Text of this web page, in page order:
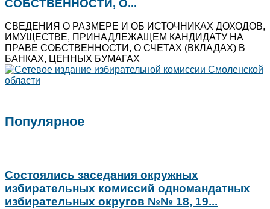
СОБСТВЕННОСТИ, О...
СВЕДЕНИЯ О РАЗМЕРЕ И ОБ ИСТОЧНИКАХ ДОХОДОВ,
ИМУЩЕСТВЕ, ПРИНАДЛЕЖАЩЕМ КАНДИДАТУ НА
ПРАВЕ СОБСТВЕННОСТИ, О СЧЕТАХ (ВКЛАДАХ) В
БАНКАХ, ЦЕННЫХ БУМАГАХ
Популярное
Состоялись заседания окружных
избирательных комиссий одномандатных
избирательных округов №№ 18, 19...